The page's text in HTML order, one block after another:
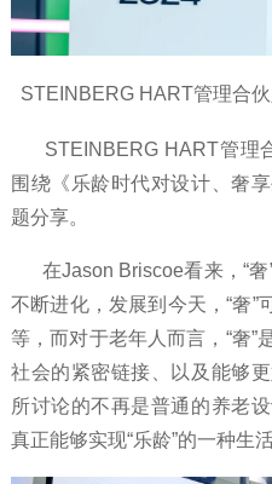
STEINBERG HART管理合
STEINBERG HART管理
围绕《乐龄时代对设计、奢
题分享。
在Jason Briscoe看来，“奢
不断进化，发展到今天，“奢”
等，而对于老年人而言，“奢
社会的紧密链接、以及能够
所讨论的不再是普通的养老
真正能够实现“乐龄”的一种生活